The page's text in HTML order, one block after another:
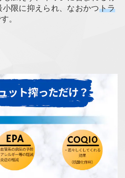
限に抑えられ、なおかつトラ
。